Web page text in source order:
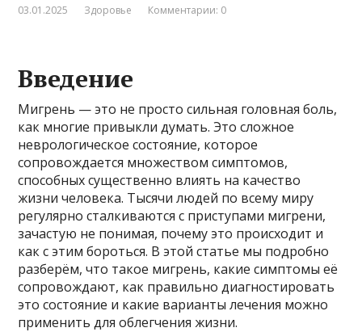
03.01.2025 Здоровье Комментарии: 0
Введение
Мигрень — это не просто сильная головная боль,
как многие привыкли думать. Это сложное
неврологическое состояние, которое
сопровождается множеством симптомов,
способных существенно влиять на качество
жизни человека. Тысячи людей по всему миру
регулярно сталкиваются с приступами мигрени,
зачастую не понимая, почему это происходит и
как с этим бороться. В этой статье мы подробно
разберём, что такое мигрень, какие симптомы её
сопровождают, как правильно диагностировать
это состояние и какие варианты лечения можно
применить для облегчения жизни.